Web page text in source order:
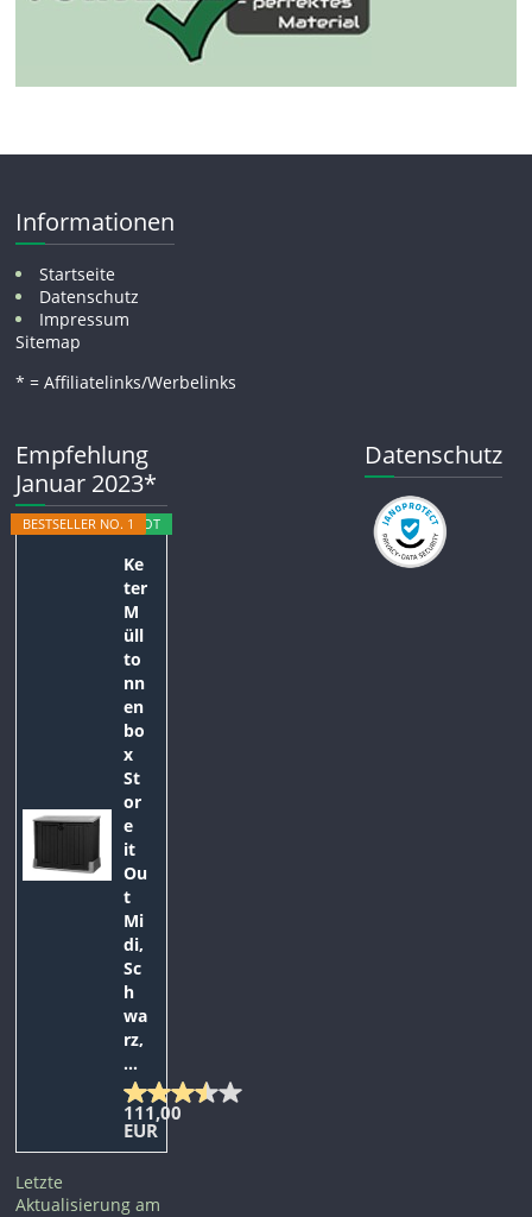
Informationen
Startseite
Datenschutz
Impressum
Sitemap
* = Affiliatelinks/Werbelinks
Empfehlung
Januar 2023*
ANGEBOT
BESTSELLER NO. 1
Ke
ter
M
üll
to
nn
en
bo
x
St
or
e
it
Ou
t
Mi
di,
Sc
h
wa
rz,
...
111,00
EUR
Letzte
Aktualisierung am
Datenschutz